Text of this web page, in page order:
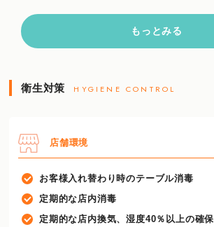
もっとみる
衛生対策 HYGIENE CONTROL
店舗環境
お客様入れ替わり時のテーブル消毒
定期的な店内消毒
定期的な店内換気、湿度40％以上の確保